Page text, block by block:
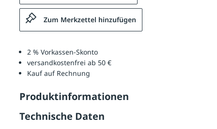
Zum Merkzettel hinzufügen
2 % Vorkassen-Skonto
versandkostenfrei ab 50 €
Kauf auf Rechnung
Produktinformationen
Technische Daten